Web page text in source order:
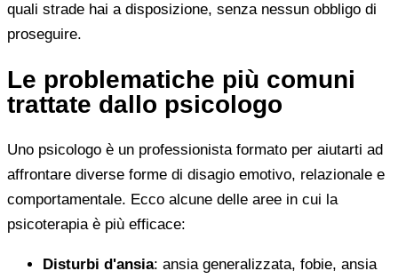
quali strade hai a disposizione, senza nessun obbligo di
proseguire.
Le problematiche più comuni
trattate dallo psicologo
Uno psicologo è un professionista formato per aiutarti ad
affrontare diverse forme di disagio emotivo, relazionale e
comportamentale. Ecco alcune delle aree in cui la
psicoterapia è più efficace:
Disturbi d'ansia: ansia generalizzata, fobie, ansia